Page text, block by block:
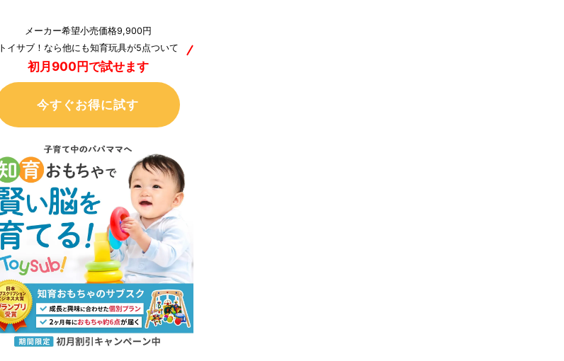
メーカー希望小売価格9,900円
トイサブ！なら他にも知育玩具が5点ついて
初月900円で試せます
今すぐお得に試す